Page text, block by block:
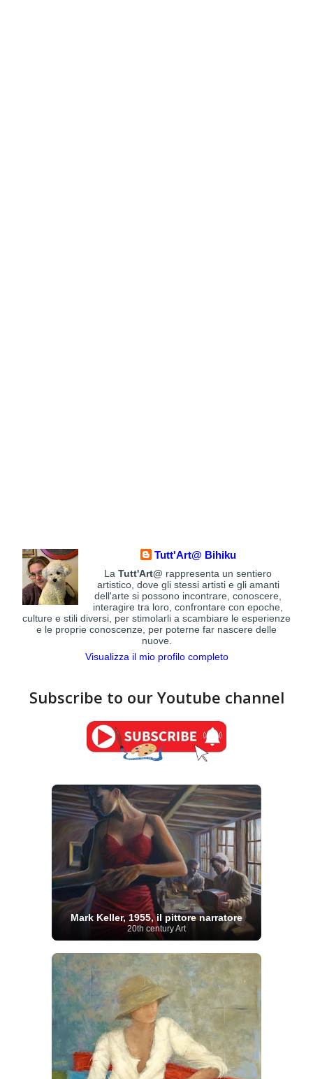
Tutt'Art@ Bihiku
LaTutt'Art@ rappresenta un sentiero
artistico, dove gli stessi artisti e gli amanti
dell'arte si possono incontrare, conoscere,
interagire tra loro, confrontare con epoche,
culture e stili diversi, per stimolarli a scambiare le esperienze
e le proprie conoscenze, per poterne far nascere delle
nuove.
Visualizza il mio profilo completo
Subscribe to our Youtube channel
Mark Keller, 1955, il pittore narratore
20th century Art